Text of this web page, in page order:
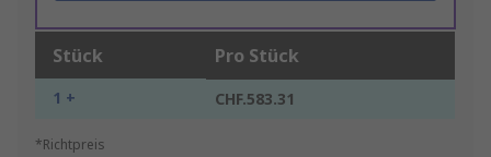
Stück Pro Stück
1 + CHF.583.31
*Richtpreis